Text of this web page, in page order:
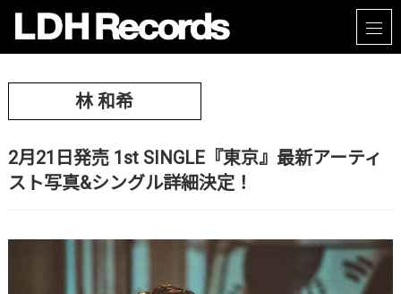
林 和希
2月21日発売 1st SINGLE『東京』最新アーティ
スト写真&シングル詳細決定！